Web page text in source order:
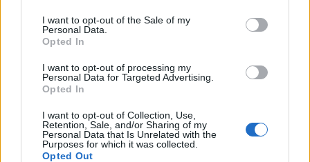
I want to opt-out of the Sale of my
Personal Data.
Opted In
I want to opt-out of processing my
Personal Data for Targeted Advertising.
Opted In
I want to opt-out of Collection, Use,
Retention, Sale, and/or Sharing of my
Personal Data that Is Unrelated with the
Purposes for which it was collected.
Opted Out
MONDO3 SU FACEBOOK
PORTA UN AMICO IN VERY
Ricordiamo ancora che, perchi richiederà una nuova SIM
ottenere10€ di ricarica omaggio trasferendo il numero da
iliad o PosteMobile .